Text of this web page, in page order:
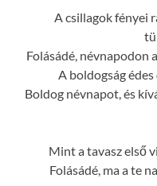
A csillagok fényei
Folásádé, névnapodon
A boldogság
Boldog névnapot, és
Mint a tavasz első
Folásádé, ma a te